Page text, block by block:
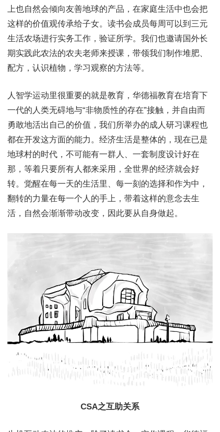
上也自然会倾向友善地球的产品，在家庭生活中也会把
这样的价值观传承给子女。读书会成员每周可以到三元
生活农场进行实务工作，验证所学。我们也邀请国外长
期实践此农法的农夫老师来授课，带领我们制作堆肥、
配方，认识植物，学习观察的方法等。
人智学运动里很重要的就是教育，华德福教育在培育下
一代的人类无碍地与“非物质性的存在”接触，并自由而
勇敢地活出自己的价值，我们所举办的成人研习课程也
都在开发这方面的能力。经济生活是整体的，现在已是
地球村的时代，不可能有一群人、一套制度设计好在
那，等着只要所有人都来采用，全世界的经济就会好
转。觉醒在每一天的生活里、每一刻的选择和作为中，
翻转的力量在每一个人的手上，带着这样的意念去生
活，自然会渐渐带动改变，因此要从自身做起。
CSA之互助关系